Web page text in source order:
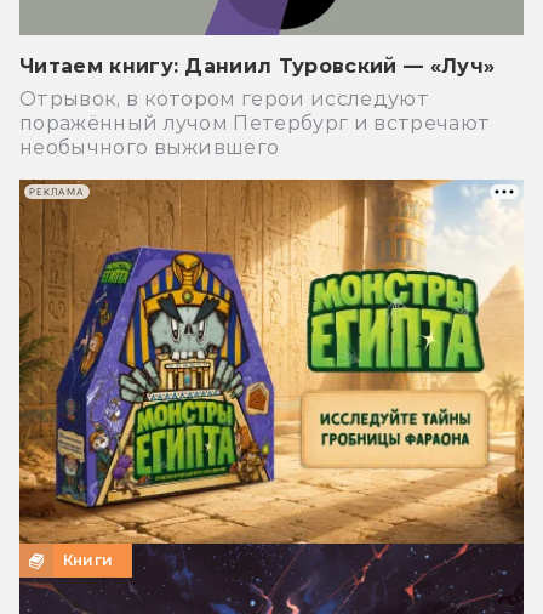
Читаем книгу: Даниил Туровский — «Луч»
Отрывок, в котором герои исследуют
поражённый лучом Петербург и встречают
необычного выжившего
Книги
РЕКЛАМА